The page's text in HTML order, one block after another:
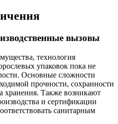
вызовы
технология
упаковок пока не
Основные сложности
прочности, сохранности
хранения. Также возникают
и сертификации
санитарным